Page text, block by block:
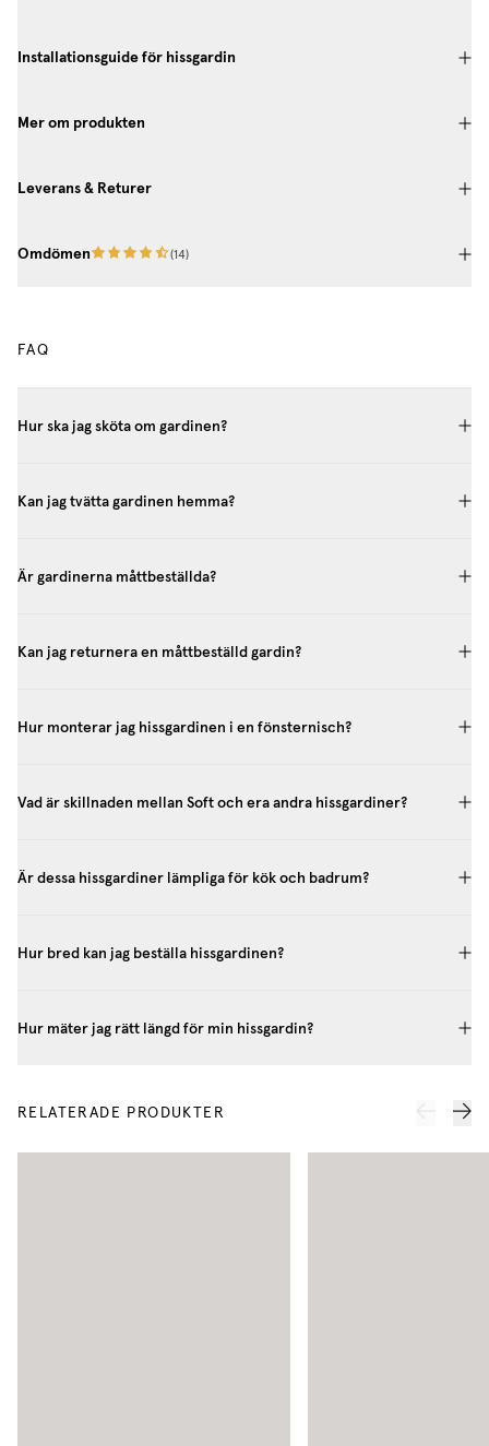
Installationsguide för hissgardin
Mer om produkten
Leverans & Returer
Omdömen (14)
FAQ
Hur ska jag sköta om gardinen?
Kan jag tvätta gardinen hemma?
Är gardinerna måttbeställda?
Kan jag returnera en måttbeställd gardin?
Hur monterar jag hissgardinen i en fönsternisch?
Vad är skillnaden mellan Soft och era andra hissgardiner?
Är dessa hissgardiner lämpliga för kök och badrum?
Hur bred kan jag beställa hissgardinen?
Hur mäter jag rätt längd för min hissgardin?
RELATERADE PRODUKTER